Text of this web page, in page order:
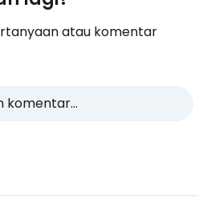
atau komentar
komentar...